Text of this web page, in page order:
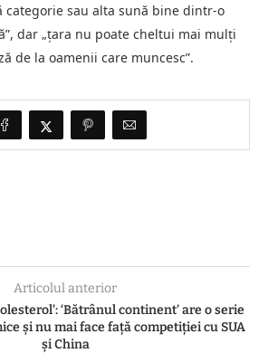
categorie sau alta sună bine dintr-o
dar „ţara nu poate cheltui mai mulţi
de la oamenii care muncesc”.
Articolul anterior
‘Bătrânul continent’ are o serie
și nu mai face față competiției cu SUA
și China